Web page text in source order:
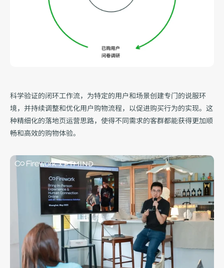
科学验证的闭环工作流，为特定的用户和场景创建专门的说服环
境，并持续调整和优化用户购物流程，以促进购买行为的实现。这
种精细化的落地页运营思路，使得不同需求的客群都能获得更加顺
畅和高效的购物体验。